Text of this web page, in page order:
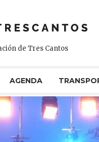
de Tres Cantos
AGENDA